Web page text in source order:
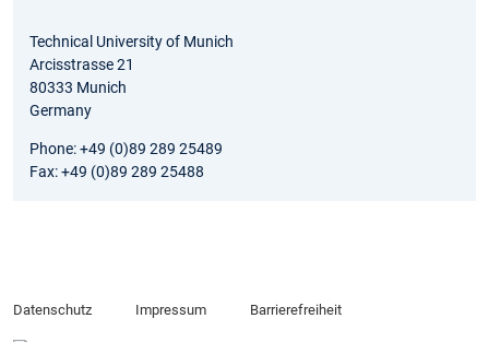
Technical University of Munich
Arcisstrasse 21
80333 Munich
Germany
Phone: +49 (0)89 289 25489
Fax: +49 (0)89 289 25488
Datenschutz Impressum Barrierefreiheit